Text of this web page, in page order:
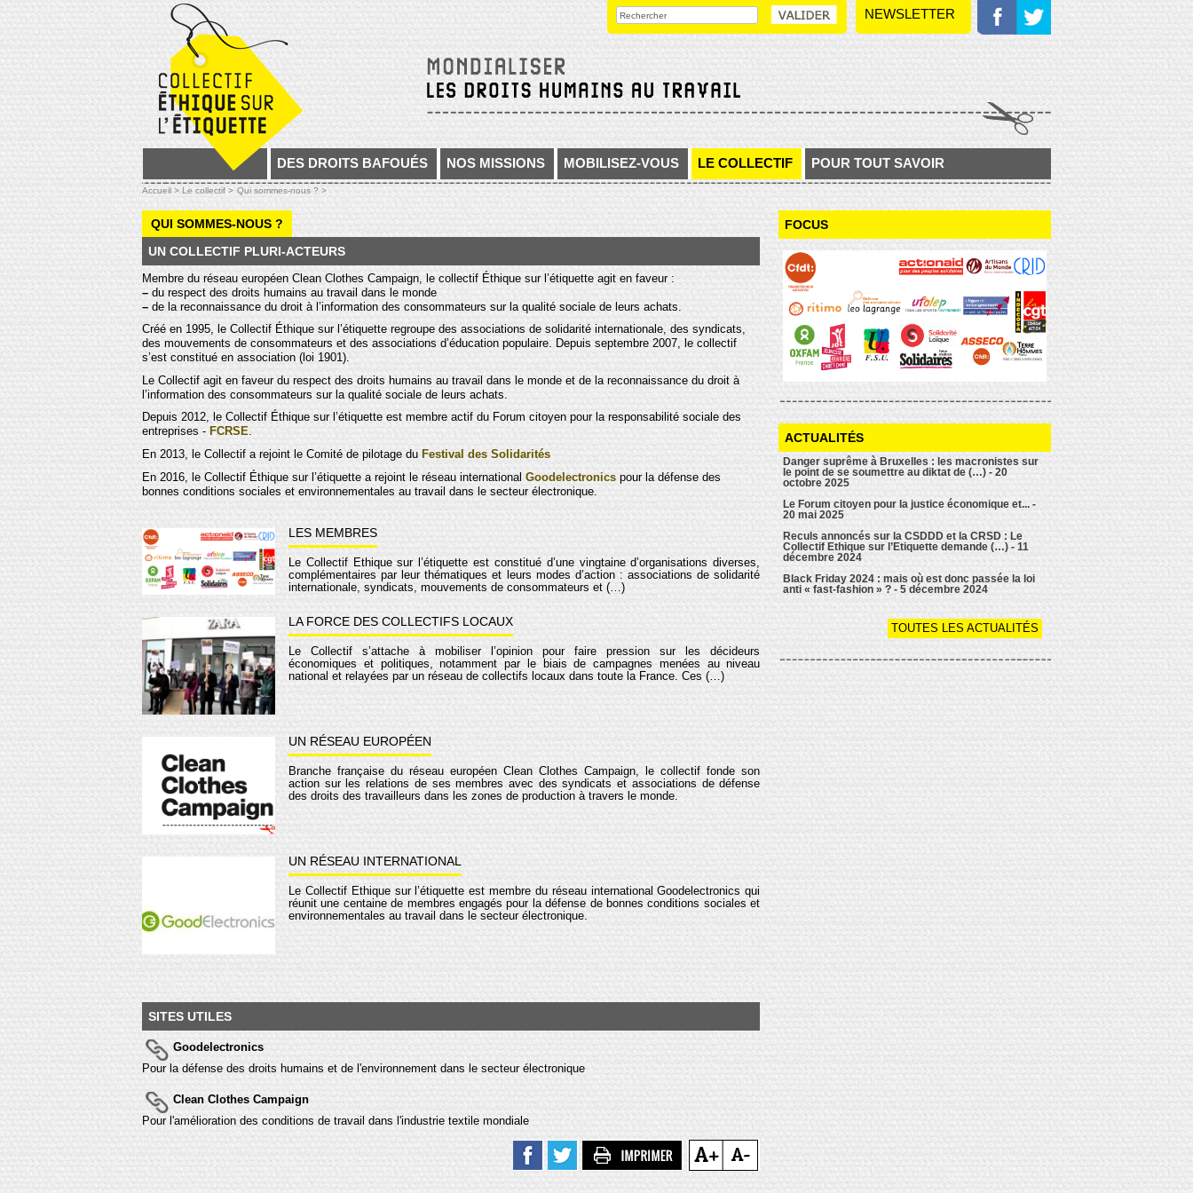
DES DROITS BAFOUÉS NOS MISSIONS MOBILISEZ-VOUS LE COLLECTIF POUR TOUT SAVOIR
NEWSLETTER
Accueil > Le collectif > Qui sommes-nous ? >
QUI SOMMES-NOUS ?
UN COLLECTIF PLURI-ACTEURS
Membre du réseau européen Clean Clothes Campaign, le collectif Éthique sur l’étiquette agit en faveur :
– du respect des droits humains au travail dans le monde
– de la reconnaissance du droit à l’information des consommateurs sur la qualité sociale de leurs achats.
Créé en 1995, le Collectif Éthique sur l’étiquette regroupe des associations de solidarité internationale, des syndicats,
des mouvements de consommateurs et des associations d’éducation populaire. Depuis septembre 2007, le collectif
s’est constitué en association (loi 1901).
Le Collectif agit en faveur du respect des droits humains au travail dans le monde et de la reconnaissance du droit à
l’information des consommateurs sur la qualité sociale de leurs achats.
Depuis 2012, le Collectif Éthique sur l’étiquette est membre actif du Forum citoyen pour la responsabilité sociale des
entreprises - FCRSE.
En 2013, le Collectif a rejoint le Comité de pilotage du Festival des Solidarités
En 2016, le Collectif Éthique sur l’étiquette a rejoint le réseau international Goodelectronics pour la défense des
bonnes conditions sociales et environnementales au travail dans le secteur électronique.
LES MEMBRES
Le Collectif Éthique sur l’étiquette est constitué d’une vingtaine d’organisations diverses,
complémentaires par leur thématiques et leurs modes d’action : associations de solidarité
internationale, syndicats, mouvements de consommateurs et (…)
LA FORCE DES COLLECTIFS LOCAUX
Le Collectif s’attache à mobiliser l’opinion pour faire pression sur les décideurs
économiques et politiques, notamment par le biais de campagnes menées au niveau
national et relayées par un réseau de collectifs locaux dans toute la France. Ces (…)
UN RÉSEAU EUROPÉEN
Branche française du réseau européen Clean Clothes Campaign, le collectif fonde son
action sur les relations de ses membres avec des syndicats et associations de défense
des droits des travailleurs dans les zones de production à travers le monde.
UN RÉSEAU INTERNATIONAL
Le Collectif Éthique sur l’étiquette est membre du réseau international Goodelectronics qui
réunit une centaine de membres engagés pour la défense de bonnes conditions sociales et
environnementales au travail dans le secteur électronique.
SITES UTILES
Goodelectronics
Pour la défense des droits humains et de l'environnement dans le secteur électronique
Clean Clothes Campaign
Pour l'amélioration des conditions de travail dans l'industrie textile mondiale
FOCUS
ACTUALITÉS
Danger suprême à Bruxelles : les macronistes sur
le point de se soumettre au diktat de (…) - 20
octobre 2025
Le Forum citoyen pour la justice économique et... -
20 mai 2025
Reculs annoncés sur la CSDDD et la CRSD : Le
Collectif Ethique sur l’Etiquette demande (…) - 11
décembre 2024
Black Friday 2024 : mais où est donc passée la loi
anti « fast-fashion » ? - 5 décembre 2024
TOUTES LES ACTUALITÉS